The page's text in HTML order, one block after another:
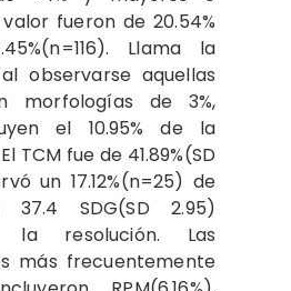
fueron de 20.54%
Llama la
observarse aquellas
morfologías de 3%,
el 10.95% de la
TCM fue de 41.89%(SD
un 17.12%(n=25) de
SDG(SD 2.95)
la resolución. Las
más frecuentemente